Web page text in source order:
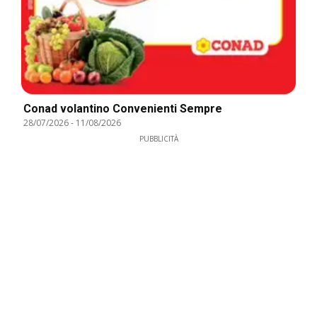
Conad volantino Convenienti Sempre
28/07/2026- 11/08/2026
PUBBLICITÀ